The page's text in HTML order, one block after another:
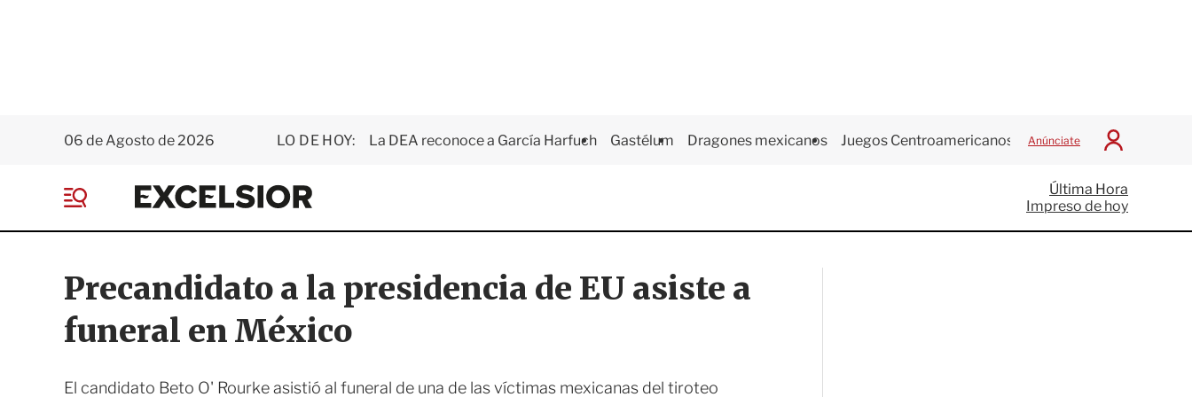
06 de Agosto de 2026 LO DE HOY: La DEA reconoce a García Harfuch Gastélum Dragones mexicanos Juegos Centroamericanos Anúnciate
I
c
i
a
E
x
e
s
o
r
e
Última Hora
Impreso de hoy
Precandidato a la presidencia de EU asiste a
funeral en México
El candidato Beto O' Rourke asistió al funeral de una de las víctimas mexicanas del tiroteo